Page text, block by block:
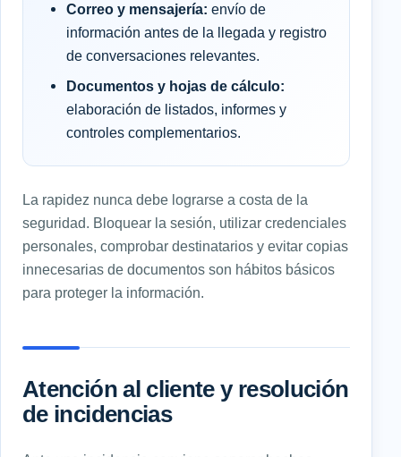
Correo y mensajería: envío de
información antes de la llegada y registro
de conversaciones relevantes.
Documentos y hojas de cálculo:
elaboración de listados, informes y
controles complementarios.
La rapidez nunca debe lograrse a costa de la
seguridad. Bloquear la sesión, utilizar credenciales
personales, comprobar destinatarios y evitar copias
innecesarias de documentos son hábitos básicos
para proteger la información.
Atención al cliente y resolución
de incidencias